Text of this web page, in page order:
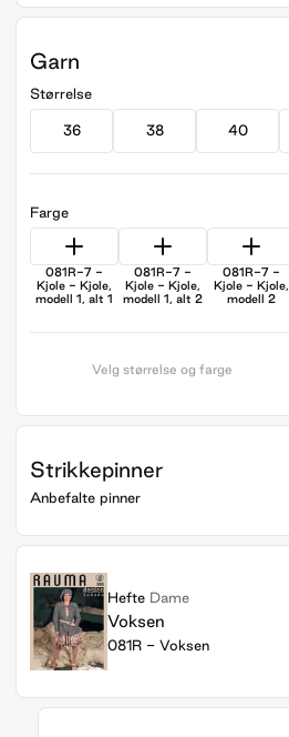
Garn
Størrelse
36 38 40
Farge
081R-7 -
Kjole - Kjole,
modell 1, alt 1
081R-7 -
Kjole - Kjole,
modell 1, alt 2
081R-7 -
Kjole - Kjole,
modell 2
Velg størrelse og farge
Strikkepinner
Anbefalte pinner
Hefte Dame
Voksen
081R - Voksen